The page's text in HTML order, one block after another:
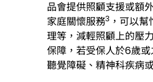
品會提供照顧支援或額
家庭關懷服務3 ，可以
理等，減輕照顧上的壓
保障，若受保人於6歲
聽覺障礙、精神科疾病